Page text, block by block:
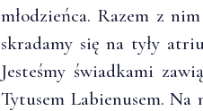
młodzieńca. Razem z
skradamy się na tyły
Jesteśmy świadkami
Tytusem Labienusem. Na